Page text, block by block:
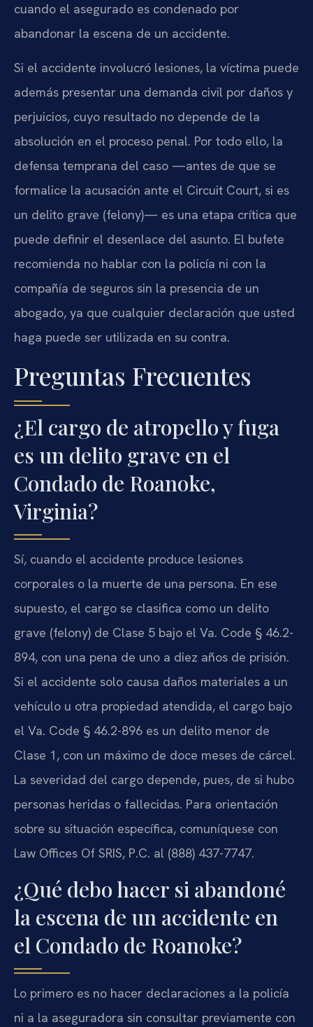
cuando el asegurado es condenado por
abandonar la escena de un accidente.
Si el accidente involucró lesiones, la víctima puede
además presentar una demanda civil por daños y
perjuicios, cuyo resultado no depende de la
absolución en el proceso penal. Por todo ello, la
defensa temprana del caso —antes de que se
formalice la acusación ante el Circuit Court, si es
un delito grave (felony)— es una etapa crítica que
puede definir el desenlace del asunto. El bufete
recomienda no hablar con la policía ni con la
compañía de seguros sin la presencia de un
abogado, ya que cualquier declaración que usted
haga puede ser utilizada en su contra.
Preguntas Frecuentes
¿El cargo de atropello y fuga
es un delito grave en el
Condado de Roanoke,
Virginia?
Sí, cuando el accidente produce lesiones
corporales o la muerte de una persona. En ese
supuesto, el cargo se clasifica como un delito
grave (felony) de Clase 5 bajo el Va. Code § 46.2-
894, con una pena de uno a diez años de prisión.
Si el accidente solo causa daños materiales a un
vehículo u otra propiedad atendida, el cargo bajo
el Va. Code § 46.2-896 es un delito menor de
Clase 1, con un máximo de doce meses de cárcel.
La severidad del cargo depende, pues, de si hubo
personas heridas o fallecidas. Para orientación
sobre su situación específica, comuníquese con
Law Offices Of SRIS, P.C. al (888) 437-7747.
¿Qué debo hacer si abandoné
la escena de un accidente en
el Condado de Roanoke?
Lo primero es no hacer declaraciones a la policía
ni a la aseguradora sin consultar previamente con